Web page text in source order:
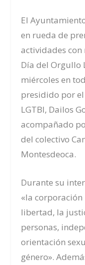
El
en rueda de
actividades con
Día del Orgullo
miércoles en
presidido por
LGTBI, Dailos
acompañado
del colectivo
Montesdeoca.
Durante su
«la
libertad, la
personas,
orientación
género».